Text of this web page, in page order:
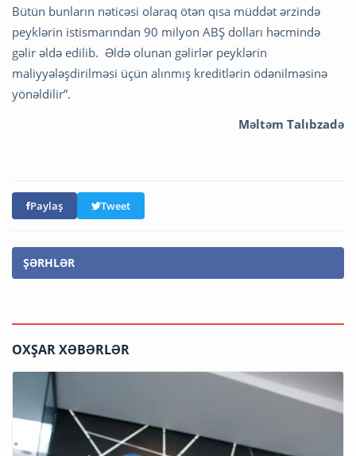
Bütün bunların nəticəsi olaraq ötən qısa müddət ərzində
peyklərin istismarından 90 milyon ABŞ dolları həcmində
gəlir əldə edilib. Əldə olunan gəlirlər peyklərin
maliyyələşdirilməsi üçün alınmış kreditlərin ödənilməsinə
yönəldilir”.
Məltəm Talıbzadə
Paylaş Tweet
ŞƏRHLƏR
OXŞAR XƏBƏRLƏR